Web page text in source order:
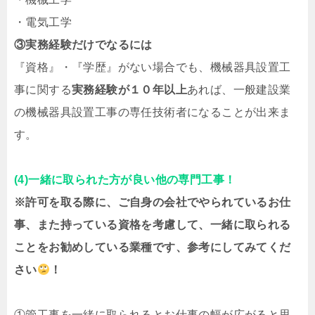
・電気工学
③実務経験だけでなるには
『資格』・『学歴』がない場合でも、機械器具設置工
事に関する実務経験が１０年以上あれば、一般建設業
の機械器具設置工事の専任技術者になることが出来ま
す。
(4)一緒に取られた方が良い他の専門工事！
※許可を取る際に、ご自身の会社でやられているお仕
事、また持っている資格を考慮して、一緒に取られる
ことをお勧めしている業種です、参考にしてみてくだ
さい
！